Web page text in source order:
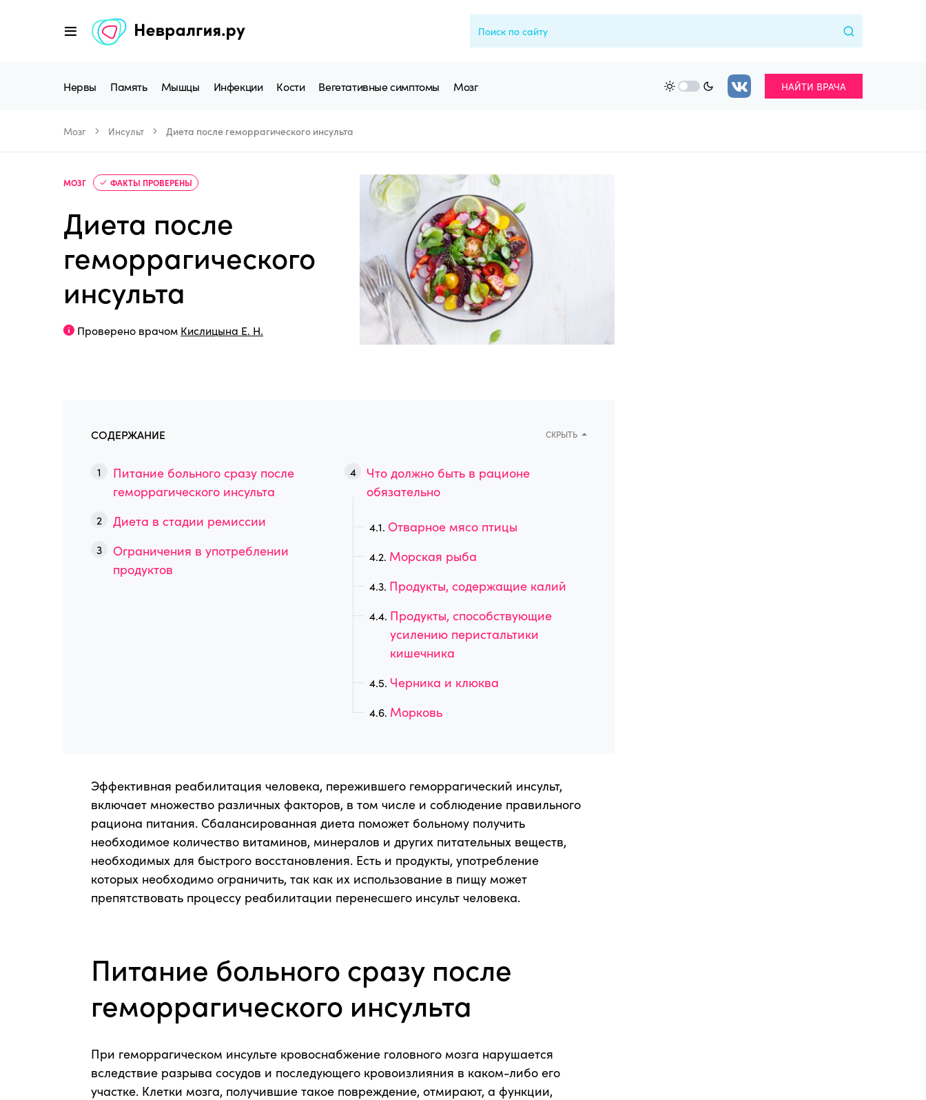
Нервы Память Мышцы Инфекции Кости Вегетативные симптомы Мозг НАЙТИ ВРАЧА
Мозг Инсульт Диета после геморрагического инсульта
МОЗГ ФАКТЫ ПРОВЕРЕНЫ
Диета после
геморрагического
инсульта
Проверено врачом Кислицына Е. Н.
СОДЕРЖАНИЕ СКРЫТЬ
Питание больного сразу после
геморрагического инсульта
Диета в стадии ремиссии
Ограничения в употреблении
продуктов
Что должно быть в рационе
обязательно
Отварное мясо птицы
Морская рыба
Продукты, содержащие калий
Продукты, способствующие
усилению перистальтики
кишечника
Черника и клюква
Морковь
Эффективная реабилитация человека, пережившего геморрагический инсульт,
включает множество различных факторов, в том числе и соблюдение правильного
рациона питания. Сбалансированная диета поможет больному получить
необходимое количество витаминов, минералов и других питательных веществ,
необходимых для быстрого восстановления. Есть и продукты, употребление
которых необходимо ограничить, так как их использование в пищу может
препятствовать процессу реабилитации перенесшего инсульт человека.
Питание больного сразу после
геморрагического инсульта
При геморрагическом инсульте кровоснабжение головного мозга нарушается
вследствие разрыва сосудов и последующего кровоизлияния в каком-либо его
участке. Клетки мозга, получившие такое повреждение, отмирают, а функции,